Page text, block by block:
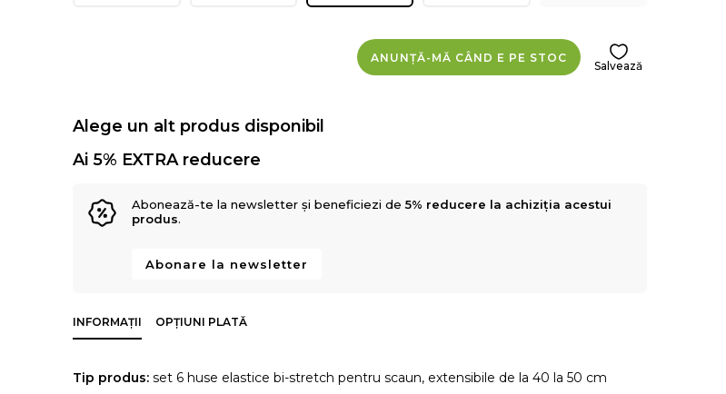
ANUNȚĂ-MĂ CÂND E PE STOC
Salvează
Alege un alt produs disponibil
Ai 5% EXTRA reducere
Abonează-te la newsletter și beneficiezi de5% reducere la achiziția acestui
produs.
Abonare la newsletter
INFORMAȚII OPȚIUNI PLATĂ
Tip produs: set 6 huse elastice bi-stretch pentru scaun, extensibile de la 40 la 50 cm